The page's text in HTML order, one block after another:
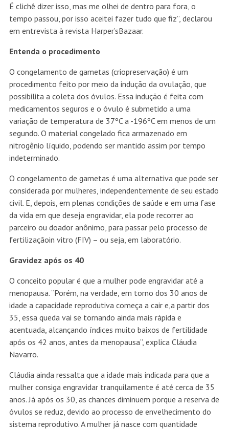
É clichê dizer isso, mas me olhei de dentro para fora, o
tempo passou, por isso aceitei fazer tudo que fiz”, declarou
em entrevista à revista Harper’sBazaar.
Entenda o procedimento
O congelamento de gametas (criopreservação) é um
procedimento feito por meio da indução da ovulação, que
possibilita a coleta dos óvulos. Essa indução é feita com
medicamentos seguros e o óvulo é submetido a uma
variação de temperatura de 37ºC a -196ºC em menos de um
segundo. O material congelado fica armazenado em
nitrogênio líquido, podendo ser mantido assim por tempo
indeterminado.
O congelamento de gametas é uma alternativa que pode ser
considerada por mulheres, independentemente de seu estado
civil. E, depois, em plenas condições de saúde e em uma fase
da vida em que deseja engravidar, ela pode recorrer ao
parceiro ou doador anônimo, para passar pelo processo de
fertilizaçãoin vitro (FIV) – ou seja, em laboratório.
Gravidez após os 40
O conceito popular é que a mulher pode engravidar até a
menopausa. “Porém, na verdade, em torno dos 30 anos de
idade a capacidade reprodutiva começa a cair e,a partir dos
35, essa queda vai se tornando ainda mais rápida e
acentuada, alcançando índices muito baixos de fertilidade
após os 42 anos, antes da menopausa”, explica Cláudia
Navarro.
Cláudia ainda ressalta que a idade mais indicada para que a
mulher consiga engravidar tranquilamente é até cerca de 35
anos. Já após os 30, as chances diminuem porque a reserva de
óvulos se reduz, devido ao processo de envelhecimento do
sistema reprodutivo. A mulher já nasce com quantidade